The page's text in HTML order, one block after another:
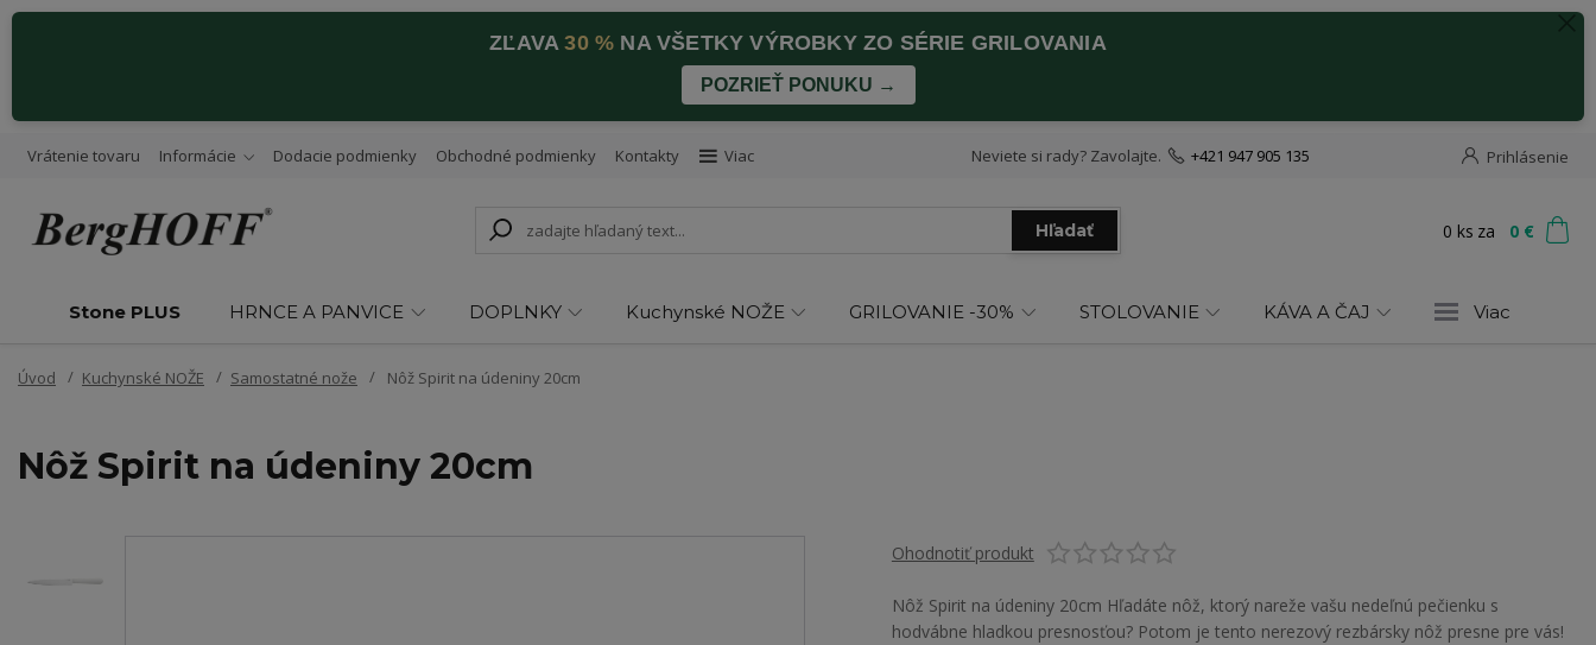
ZĽAVA30 % NA VŠETKY VÝROBKY ZO SÉRIE GRILOVANIA
POZRIEŤ PONUKU →
Vrátenie tovaru Informácie Dodacie podmienky Obchodné podmienky Kontakty Viac Prihlásenie
Hľadať
Neviete si rady? Zavolajte. +421 947 905 135
0 ks za 0 €
Stone PLUS HRNCE A PANVICE DOPLNKY Kuchynské NOŽE GRILOVANIE -30% STOLOVANIE KÁVA A ČAJ Viac
Úvod Kuchynské NOŽE Samostatné nože Nôž Spirit na údeniny 20cm
Nôž Spirit na údeniny 20cm
Ohodnotiť produkt
Nôž Spirit na údeniny 20cm Hľadáte nôž, ktorý nareže vašu nedeľnú pečienku s
hodvábne hladkou presnosťou? Potom je tento nerezový rezbársky nôž presne pre vás!